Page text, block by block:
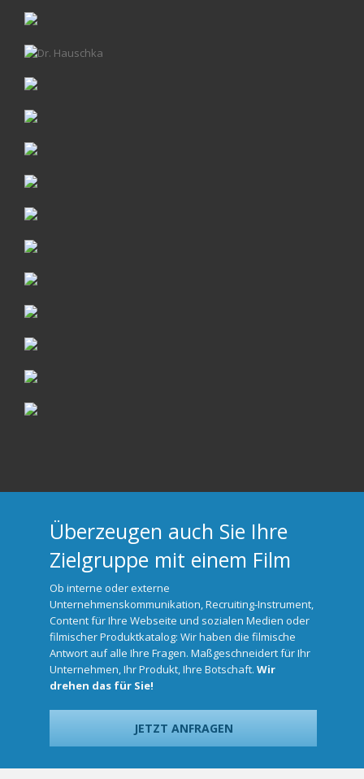
Überzeugen auch Sie Ihre
Zielgruppe mit einem Film
Ob interne oder externe
Unternehmenskommunikation, Recruiting-Instrument,
Content für Ihre Webseite und sozialen Medien oder
filmischer Produktkatalog: Wir haben die filmische
Antwort auf alle Ihre Fragen. Maßgeschneidert für Ihr
Unternehmen, Ihr Produkt, Ihre Botschaft. Wir
drehen das für Sie!
JETZT ANFRAGEN